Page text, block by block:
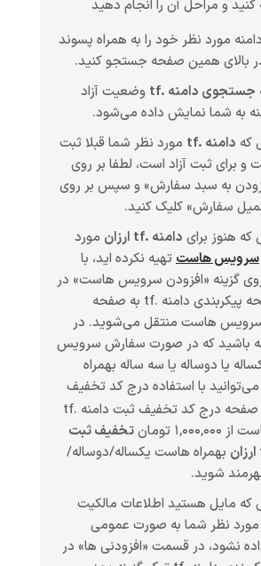
کنید و مراحل آن را انجام دهید
دامنه مورد نظر خود را به همراه پسوند
جستجوی دامنه .tf
وضعیت آزاد
به شما نمایش داده می‌شود.
که دامنه .tf
مورد نظر شما قبلا ثبت
و برای ثبت آزاد است، لطفا بر روی
به سبد سفارش» و سپس بر روی
سفارش» کلیک کنید.
هنوز برای دامنه .tf ارزان
مورد
سرویس هاستتهیه نکرده اید، با
گزینه «افزودن سرویس هاست» در
بالای صفحه پیکربندی دامنه .tf به صفحه
هاست منتقل می‌شوید. در
باشید که در صورت سفارش سرویس
یا دوساله یا سه ساله بهمراه
در صفحه درج کد تخفیف ثبت دامنه .tf
تومان
تخفیف ثبت
بهمراه هاست یکساله/دوساله/
شوید.
که مایل هستید اطلاعات مالکیت
دامنه .tf مورد نظر شما به صورت عمومی
نشود، در قسمت «افزودنی ها» در